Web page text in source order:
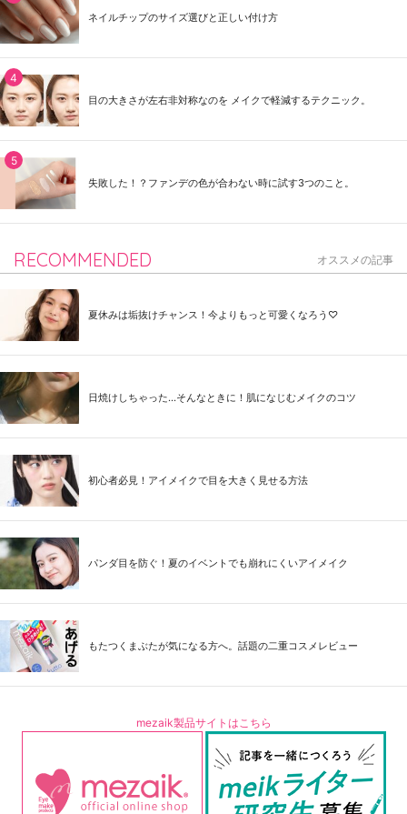
ネイルチップのサイズ選びと正しい付け方
目の大きさが左右非対称なのを メイクで軽減するテクニック。
失敗した！？ファンデの色が合わない時に試す3つのこと。
RECOMMENDED オススメの記事
夏休みは垢抜けチャンス！今よりもっと可愛くなろう♡
日焼けしちゃった...そんなときに！肌になじむメイクのコツ
初心者必見！アイメイクで目を大きく見せる方法
パンダ目を防ぐ！夏のイベントでも崩れにくいアイメイク
もたつくまぶたが気になる方へ。話題の二重コスメレビュー
mezaik製品サイトはこちら